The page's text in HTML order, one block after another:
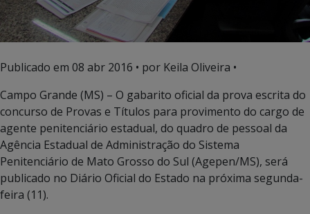
Publicado em 08 abr 2016 • por Keila Oliveira •
Campo Grande (MS) – O gabarito oficial da prova escrita do
concurso de Provas e Títulos para provimento do cargo de
agente penitenciário estadual, do quadro de pessoal da
Agência Estadual de Administração do Sistema
Penitenciário de Mato Grosso do Sul (Agepen/MS), será
publicado no Diário Oficial do Estado na próxima segunda-
feira (11).